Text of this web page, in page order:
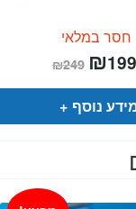
חסר במלאי
₪249 המחיר
המקורי
היה:
₪249.
₪199
נוסף